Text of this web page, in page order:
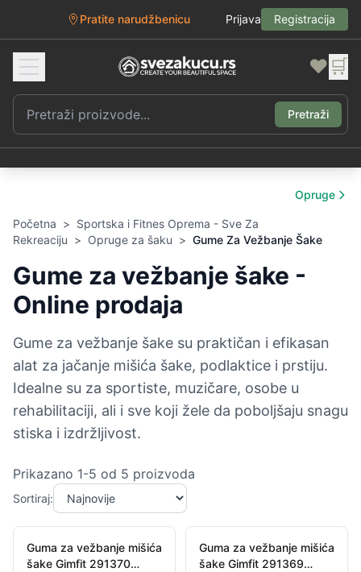
Pratite narudžbenicu Prijava Registracija
❤️ 🛒
Pretraži
Opruge
Početna > Sportska i Fitnes Oprema - Sve Za
Rekreaciju > Opruge za šaku > Gume Za Vežbanje Šake
Gume za vežbanje šake -
Online prodaja
Gume za vežbanje šake su praktičan i efikasan
alat za jačanje mišića šake, podlaktice i prstiju.
Idealne su za sportiste, muzičare, osobe u
rehabilitaciji, ali i sve koji žele da poboljšaju snagu
stiska i izdržljivost.
Prikazano 1-5 od 5 proizvoda
Sortiraj:
Guma za vežbanje mišića
šake Gimfit 291370
Guma za vežbanje mišića
šake Gimfit 291369